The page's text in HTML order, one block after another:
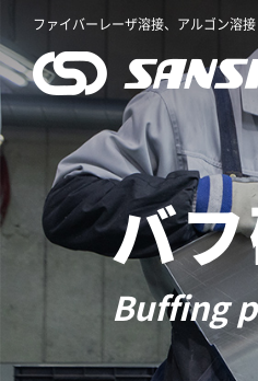
ファイバーレーザ溶接、アルゴン溶
バ